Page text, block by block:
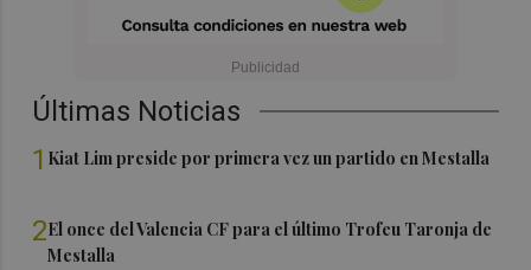
Últimas Noticias
1 Kiat Lim preside por primera vez un partido en Mestalla
2El once del Valencia CF para el último Trofeu Taronja de
Mestalla